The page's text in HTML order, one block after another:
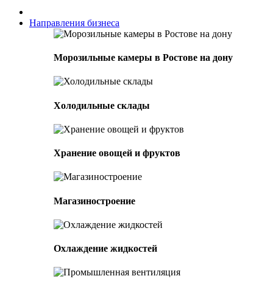
Направления бизнеса
Морозильные камеры в Ростове на дону
Холодильные склады
Хранение овощей и фруктов
Магазиностроение
Охлаждение жидкостей